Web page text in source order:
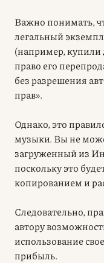
Важно понимать,
легальный
(например, купили
право его
без разрешения
прав».
Однако, это
музыки. Вы не
загруженный из
поскольку это
копированием и
Следовательно,
автору
использование
прибыль.